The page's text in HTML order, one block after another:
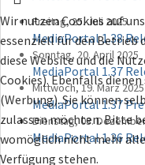
Freitag, 25. Juli 2025
MediaPortal 1.38
Sonntag, 20. April 2025
MediaPortal 1.37
Mittwoch, 19. März 2025
MediaPortal 1.37
Dienstag, 03.
MediaPortal 1.36
Wir nutzen Cookies auf
essenziell für den Betrieb
diese Website und die
Cookies). Ebenfalls
(Werbung). Sie können
zulassen möchten. Bitte
womöglich nicht mehr
Verfügung stehen.